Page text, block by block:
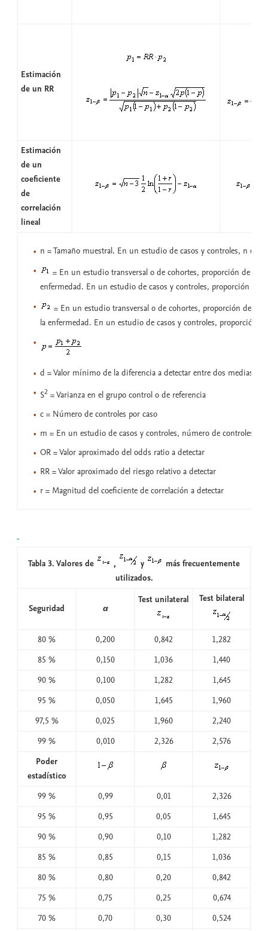
Estimación
de un RR
Estimación
de un
coeficiente
de
correlación
lineal
n = Tamaño muestral. En un estudio de casos y controles, n es
= En un estudio transversal o de cohortes, proporción de
enfermedad. En un estudio de casos y controles, proporción de
= En un estudio transversal o de cohortes, proporción de no
la enfermedad. En un estudio de casos y controles, proporción
d = Valor mínimo de la diferencia a detectar entre dos medias
S2= Varianza en el grupo control o de referencia
c = Número de controles por caso
m = En un estudio de casos y controles, número de controles
OR = Valor aproximado del odds ratio a detectar
RR = Valor aproximado del riesgo relativo a detectar
r = Magnitud del coeficiente de correlación a detectar
Tabla 3. Valores de , y
más frecuentemente
utilizados.
Seguridad α
Test unilateral Test bilateral
80 % 0,200 0,842
1,282
85 %
0,150 1,036
1,440
90 %
0,100 1,282
1,645
95 %
0,050 1,645
1,960
97,5 %
0,025 1,960
2,240
99 %
0,010 2,326
2,576
Poder
estadístico
99 %
0,99 0,01
2,326
95 %
0,95 0,05
1,645
90 %
0,90 0,10
1,282
85 %
0,85 0,15
1,036
80 %
0,80 0,20
0,842
75 %
0,75 0,25
0,674
70 %
0,70 0,30 0,524